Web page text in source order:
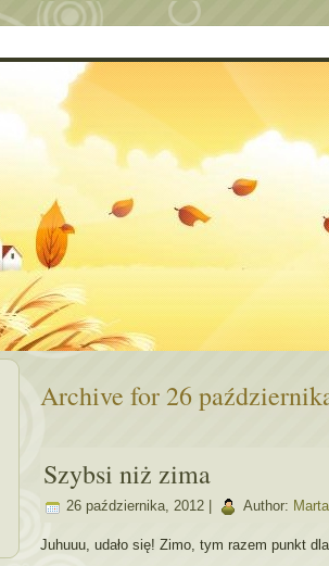
Archive for 26
Szybsi niż zima
26 października, 2012 | Author: Marta
Juhuuu, udało się! Zimo, tym razem punkt